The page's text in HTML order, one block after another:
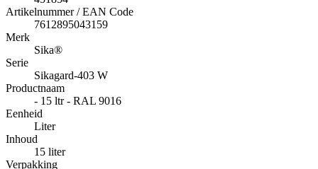
Artikelnummer / EAN Code
7612895043159
Merk
Sika®
Serie
Sikagard-403 W
Productnaam
- 15 ltr - RAL 9016
Eenheid
Liter
Inhoud
15 liter
Verpakking